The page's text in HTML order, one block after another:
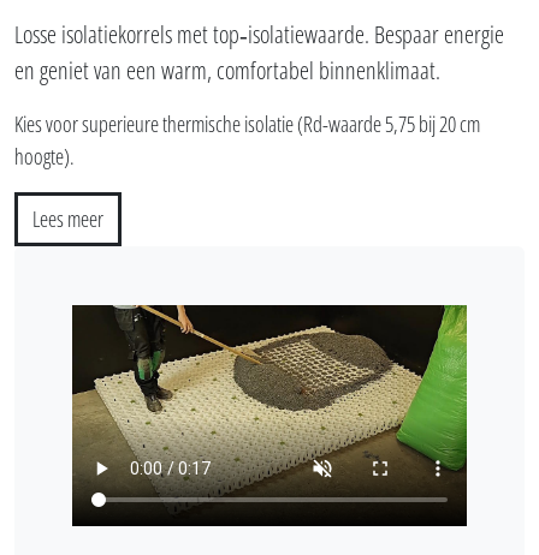
Losse isolatiekorrels met top‑isolatiewaarde. Bespaar energie
en geniet van een warm, comfortabel binnenklimaat.
Kies voor superieure thermische isolatie (Rd-waarde 5,75 bij 20 cm
hoogte).
Lees meer